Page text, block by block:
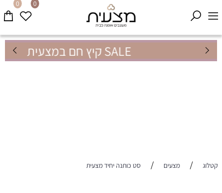
0 0
קטלוג / מצעים / סט כותנה יחיד מצעית